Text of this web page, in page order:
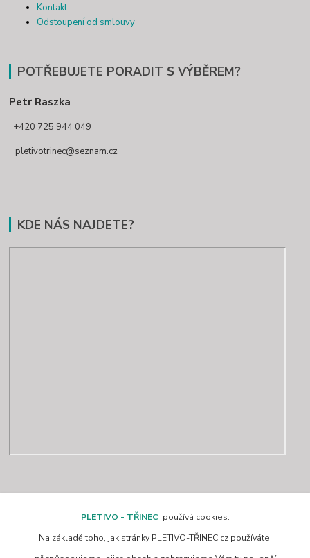
Kontakt
Odstoupení od smlouvy
POTŘEBUJETE PORADIT S VÝBĚREM?
Petr Raszka
+420 725 944 049
pletivotrinec@seznam.cz
KDE NÁS NAJDETE?
PLETIVO - TŘINEC používá cookies.
Na základě toho, jak stránky PLETIVO-TŘINEC.cz používáte,